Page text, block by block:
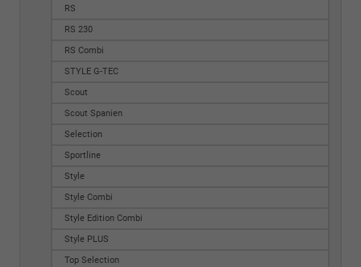
RS
RS 230
RS Combi
STYLE G-TEC
Scout
Scout Spanien
Selection
Sportline
Style
Style Combi
Style Edition Combi
Style PLUS
Top Selection